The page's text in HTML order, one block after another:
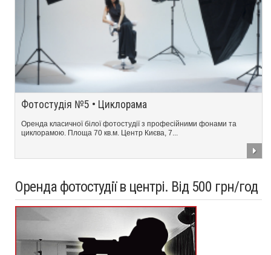
Фотостудія №5 • Циклорама
Оренда класичної білої фотостудії з професійними фонами та
циклорамою. Площа 70 кв.м. Центр Києва, 7...
Оренда фотостудії в центрі. Від 500 грн/год